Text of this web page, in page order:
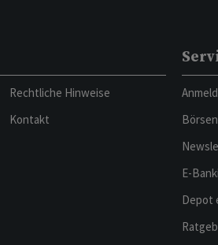
Rechtliche Hinweise
Kontakt
E-
Depot